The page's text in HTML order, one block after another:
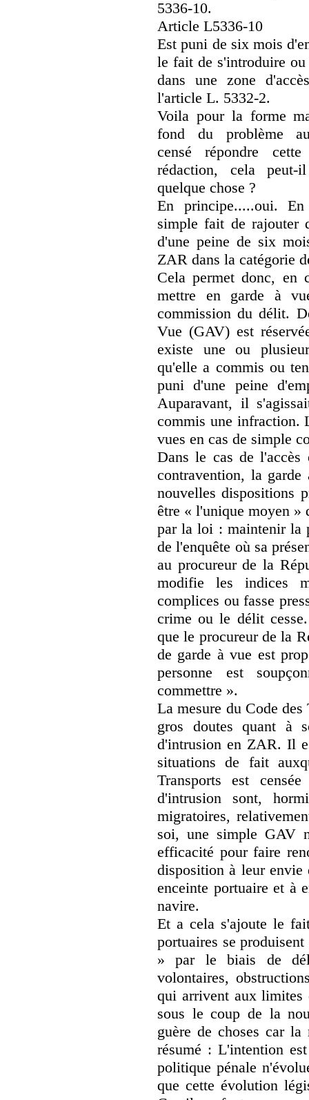
5336-10.
Article L5336-10
Est puni de six mois
le fait de s'introduire
dans une zone
l'article L. 5332-2.
Voila pour la forme
fond du problème
censé répondre cette
rédaction, cela peut-
quelque chose ?
En principe.....oui.
simple fait de rajouter
d'une peine de six
ZAR dans la catégorie
Cela permet donc, en
mettre en garde à
commission du délit.
Vue (GAV) est
existe une ou
qu'elle a commis ou
puni d'une peine
Auparavant, il
commis une infraction.
vues en cas de simple
Dans le cas de
contravention, la
nouvelles dispositions
être « l'unique moyen »
par la loi : maintenir la
de l'enquête où sa
au procureur de la
modifie les indices
complices ou fasse
crime ou le délit
que le procureur de la
de garde à vue est
personne est
commettre ».
La mesure du Code
gros doutes quant à
d'intrusion en ZAR. Il
situations de fait
Transports est
d'intrusion sont,
migratoires,
soi, une simple GAV
efficacité pour faire
disposition à leur envie
enceinte portuaire et à
navire.
Et a cela s'ajoute le
portuaires se
» par le biais de
volontaires,
qui arrivent aux limites
sous le coup de la
guère de choses car la
résumé : L'intention
politique pénale
que cette évolution